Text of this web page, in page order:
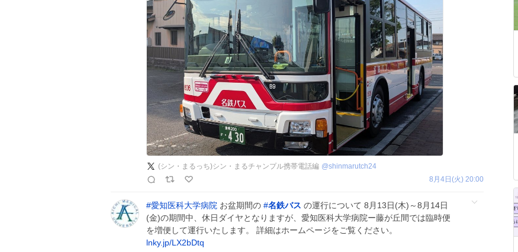
(シン・まるっち)シン・まるチャンプル携帯電話編 @shinmarutch24
8月4日(火) 20:00
#愛知医科大学病院 お盆期間の #名鉄バス の運行について 8月13日(木)～8月14日
(金)の期間中、休日ダイヤとなりますが、愛知医科大学病院ー藤が丘間では臨時便
を増便して運行いたします。 詳細はホームページをご覧ください。
lnky.jp/LX2bDtq